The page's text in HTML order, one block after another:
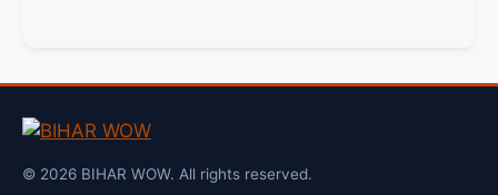
© 2026 BIHAR WOW. All rights reserved.